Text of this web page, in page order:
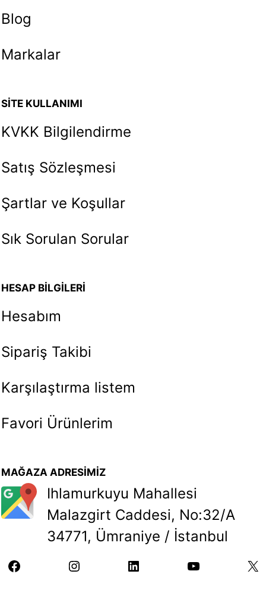
Blog
Markalar
SİTE KULLANIMI
KVKK Bilgilendirme
Satış Sözleşmesi
Şartlar ve Koşullar
Sık Sorulan Sorular
HESAP BİLGİLERİ
Hesabım
Sipariş Takibi
Karşılaştırma listem
Favori Ürünlerim
MAĞAZA ADRESİMİZ
Ihlamurkuyu Mahallesi
Malazgirt Caddesi, No:32/A
34771, Ümraniye / İstanbul
facebookinstagramlinkedin youtube X